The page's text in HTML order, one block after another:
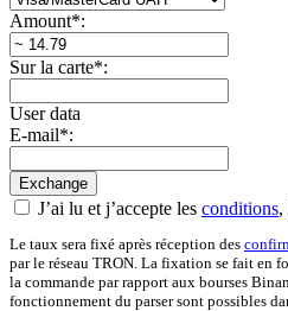
Amount*:
Sur la carte*:
User data
E-mail*:
J’ai lu et j’accepte les conditions,
Le taux sera fixé après réception des
par le réseau TRON. La fixation se fait en
la commande par rapport aux bourses
fonctionnement du parser sont possibles